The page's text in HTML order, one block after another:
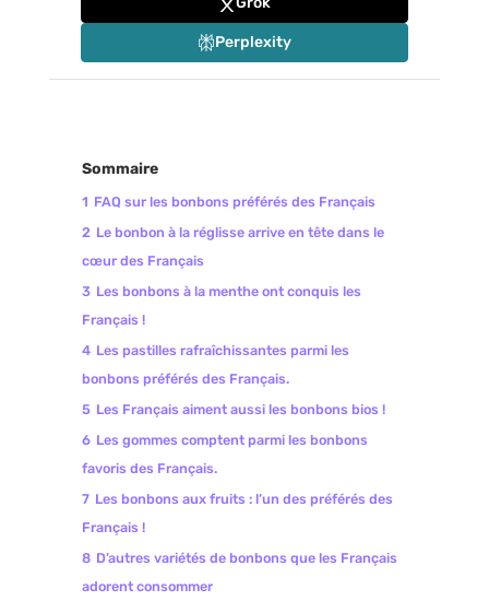
Perplexity
Sommaire
1 FAQ sur les bonbons préférés des Français
2 Le bonbon à la réglisse arrive en tête dans le
cœur des Français
3 Les bonbons à la menthe ont conquis les
Français !
4 Les pastilles rafraîchissantes parmi les
bonbons préférés des Français.
5 Les Français aiment aussi les bonbons bios !
6 Les gommes comptent parmi les bonbons
favoris des Français.
7 Les bonbons aux fruits : l’un des préférés des
Français !
8 D’autres variétés de bonbons que les Français
adorent consommer